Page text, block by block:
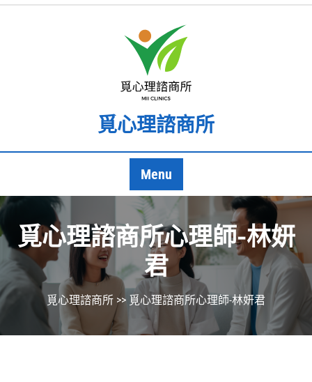
覓心理諮商所
Menu
覓心理諮商所心理師-林妍
君
覓心理諮商所 >> 覓心理諮商所心理師-林妍君